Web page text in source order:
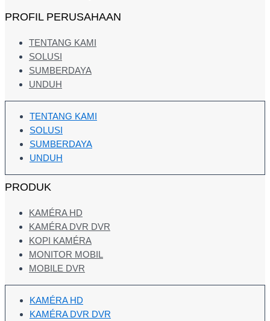
PROFIL PERUSAHAAN
TENTANG KAMI
SOLUSI
SUMBERDAYA
UNDUH
TENTANG KAMI
SOLUSI
SUMBERDAYA
UNDUH
PRODUK
KAMÉRA HD
KAMÉRA DVR DVR
KOPI KAMÉRA
MONITOR MOBIL
MOBILE DVR
KAMÉRA HD
KAMÉRA DVR DVR